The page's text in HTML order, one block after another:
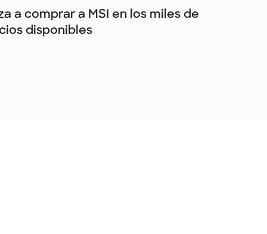
a comprar a MSI en los miles de
disponibles